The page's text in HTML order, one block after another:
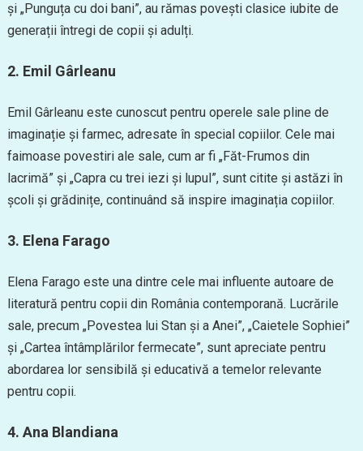
și „Punguța cu doi bani”, au rămas povești clasice iubite de
generații întregi de copii și adulți.
2. Emil Gârleanu
Emil Gârleanu este cunoscut pentru operele sale pline de
imaginație și farmec, adresate în special copiilor. Cele mai
faimoase povestiri ale sale, cum ar fi „Făt-Frumos din
lacrimă” și „Capra cu trei iezi și lupul”, sunt citite și astăzi în
școli și grădinițe, continuând să inspire imaginația copiilor.
3. Elena Farago
Elena Farago este una dintre cele mai influente autoare de
literatură pentru copii din România contemporană. Lucrările
sale, precum „Povestea lui Stan și a Anei”, „Caietele Sophiei”
și „Cartea întâmplărilor fermecate”, sunt apreciate pentru
abordarea lor sensibilă și educativă a temelor relevante
pentru copii.
4. Ana Blandiana